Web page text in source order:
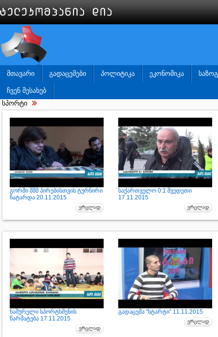
ᲛᲗᲐᲕᲐᲠᲘ ᲒᲐᲓᲐᲪᲔᲛᲔᲑᲘ ᲞᲝᲚᲘᲢᲘᲙᲐ ᲔᲙᲝᲜᲝᲛᲘᲙᲐ
ᲩᲕᲔᲜ ᲨᲔᲡᲐᲮᲔᲑ
სპორტი
გორში შშმ პირებისთვის ტურნირი
ჩატარდა 20.11.2015
საქართველო 0:1 შვედეთი
17.11.2015
ხაშურელი სპორტსმენის
წარმატება 17.11.2015
გადაცემა "სტარტი" 11.11.2015